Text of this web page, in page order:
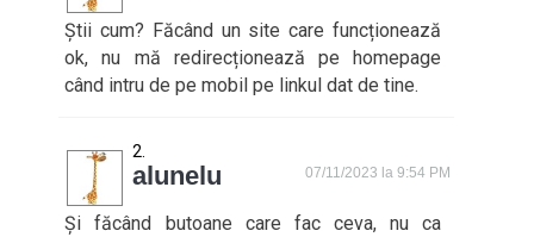
Știi cum? Făcând un site care funcționează
ok, nu mă redirecționează pe homepage
când intru de pe mobil pe linkul dat de tine.
alunelu 07/11/2023 la 9:54 PM
Și făcând butoane care fac ceva, nu ca